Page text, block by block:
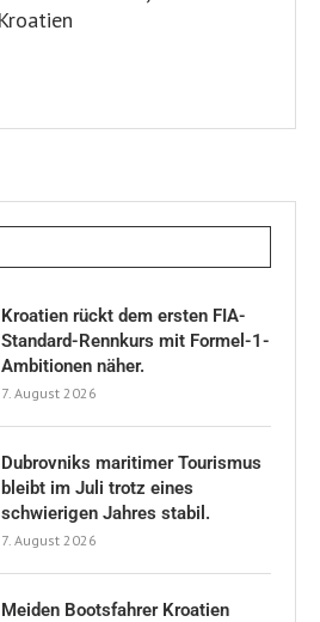
Kroatien rückt dem ersten FIA-
Standard-Rennkurs mit Formel-1-
Ambitionen näher.
7. August 2026
Dubrovniks maritimer Tourismus
bleibt im Juli trotz eines
schwierigen Jahres stabil.
7. August 2026
Meiden Bootsfahrer Kroatien